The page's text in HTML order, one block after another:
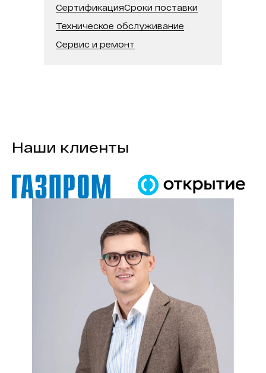
СертификацияСроки поставки
Техническое обслуживание
Сервис и ремонт
Наши клиенты